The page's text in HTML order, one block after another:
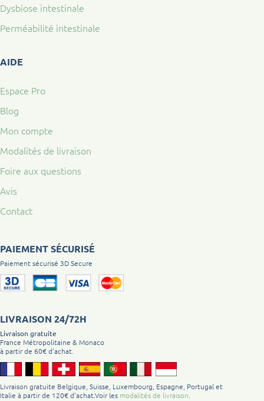
Dysbiose intestinale
Perméabilité intestinale
AIDE
Espace Pro
Blog
Mon compte
Modalités de livraison
Foire aux questions
Avis
Contact
PAIEMENT SÉCURISÉ
Paiement sécurisé 3D Secure
LIVRAISON 24/72H
Livraison gratuite
France Métropolitaine & Monaco
à partir de 60€ d’achat.
Livraison gratuite Belgique, Suisse, Luxembourg, Espagne, Portugal et
Italie à partir de 120€ d’achat.Voir les modalités de livraison.